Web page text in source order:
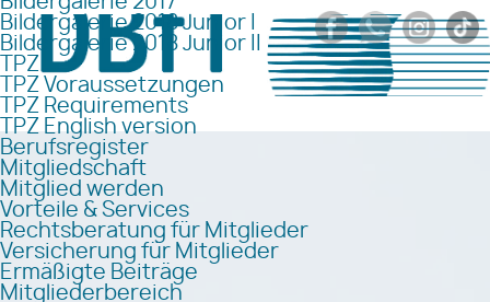
Bildergalerie 2018 Junior I
Bildergalerie 2018 Junior II
TPZ
TPZ Voraussetzungen
TPZ Requirements
TPZ English version
Berufsregister
Mitgliedschaft
Mitglied werden
Vorteile & Services
Rechtsberatung für Mitglieder
Versicherung für Mitglieder
Ermäßigte Beiträge
Mitgliederbereich